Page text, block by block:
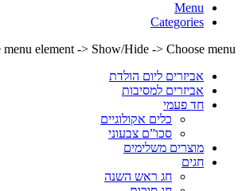
Menu
Categories
element -> Show/Hide -> Choose menu
אביזרים ליום הולדת
אביזרים למסיבות
חד פעמי
כלים אקולוגיים
סכו”ם צבעוני
מוצרים משלימים
חגים
חג ראש השנה